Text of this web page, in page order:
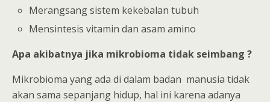
Merangsang sistem kekebalan tubuh
Mensintesis vitamin dan asam amino
Apa akibatnya jika mikrobioma tidak seimbang ?
Mikrobioma yang ada di dalam badan manusia tidak
akan sama sepanjang hidup, hal ini karena adanya